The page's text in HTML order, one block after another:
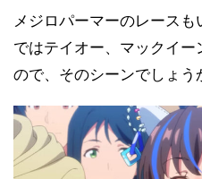
メジロパーマーのレース
ではテイオー、マックイ
ので、そのシーンでしょう